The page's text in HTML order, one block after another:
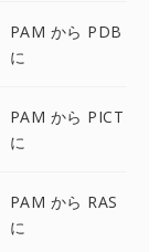
PAM から PDB
に
PAM から PICT
に
PAM から RAS
に